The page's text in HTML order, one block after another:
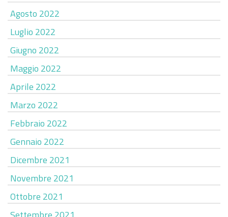
Agosto 2022
Luglio 2022
Giugno 2022
Maggio 2022
Aprile 2022
Marzo 2022
Febbraio 2022
Gennaio 2022
Dicembre 2021
Novembre 2021
Ottobre 2021